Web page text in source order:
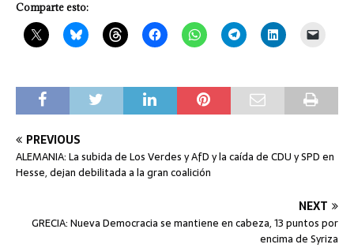
Comparte esto:
PREVIOUS
ALEMANIA: La subida de Los Verdes y AfD y la caída de CDU y SPD en
Hesse, dejan debilitada a la gran coalición
NEXT
GRECIA: Nueva Democracia se mantiene en cabeza, 13 puntos por
encima de Syriza